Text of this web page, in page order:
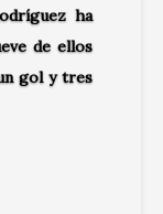
ha
de ellos
gol y tres